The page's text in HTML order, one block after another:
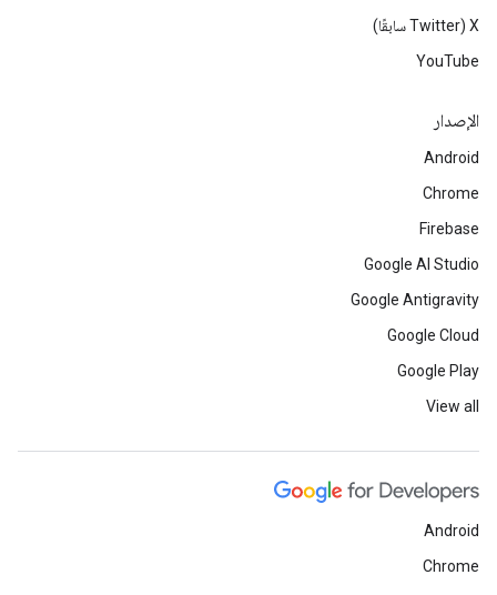
‫X ‏(Twitter سابقًا)
YouTube
الإصدار
Android
Chrome
Firebase
Google AI Studio
Google Antigravity
Google Cloud
Google Play
View all
Android
Chrome